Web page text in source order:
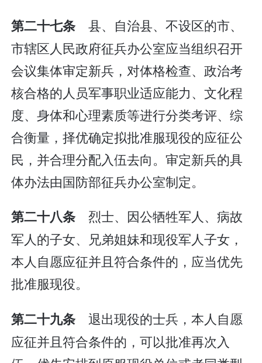
第二十七条 县、自治县、不设区的市、
市辖区人民政府征兵办公室应当组织召开
会议集体审定新兵，对体格检查、政治考
核合格的人员军事职业适应能力、文化程
度、身体和心理素质等进行分类考评、综
合衡量，择优确定拟批准服现役的应征公
民，并合理分配入伍去向。审定新兵的具
体办法由国防部征兵办公室制定。
第二十八条 烈士、因公牺牲军人、病故
军人的子女、兄弟姐妹和现役军人子女，
本人自愿应征并且符合条件的，应当优先
批准服现役。
第二十九条 退出现役的士兵，本人自愿
应征并且符合条件的，可以批准再次入